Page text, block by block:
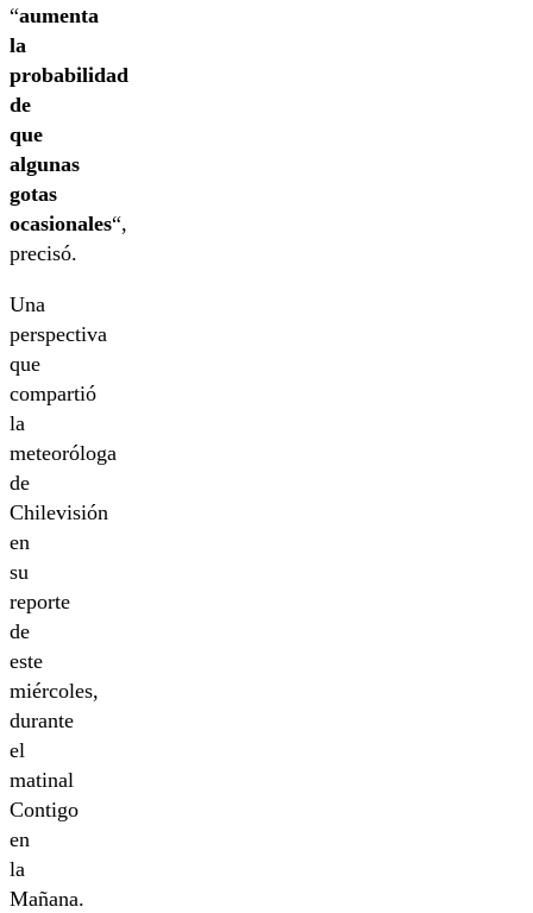
“aumenta
la
probabilidad
de
que
algunas
gotas
ocasionales“,
precisó.
Una
perspectiva
que
compartió
la
meteoróloga
de
Chilevisión
en
su
reporte
de
este
miércoles,
durante
el
matinal
Contigo
en
la
Mañana.